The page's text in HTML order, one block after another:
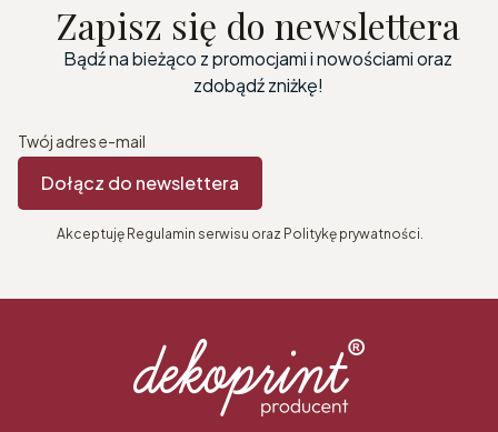
Zapisz się do newslettera
Bądź na bieżąco z promocjami i nowościami oraz
zdobądź zniżkę!
Twój adres e-mail
Dołącz do newslettera
Akceptuję Regulamin serwisu oraz Politykę prywatności.